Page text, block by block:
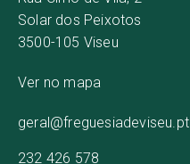
Solar dos Peixotos
3500-105 Viseu
Ver no mapa
geral@freguesiadeviseu.pt
232 426 578